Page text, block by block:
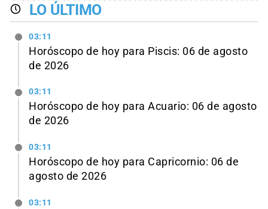
LO ÚLTIMO
03:11
Horóscopo de hoy para Piscis: 06 de agosto
de 2026
03:11
Horóscopo de hoy para Acuario: 06 de agosto
de 2026
03:11
Horóscopo de hoy para Capricornio: 06 de
agosto de 2026
03:11